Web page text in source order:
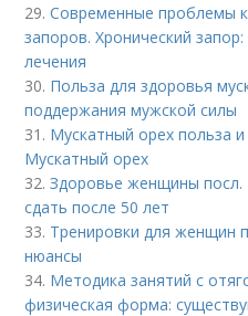
29.Современные проблемы
запоров. Хронический
лечения
30. Польза для здоровья
поддержания мужской силы
31. Мускатный орех польза
Мускатный орех
32.Здоровье женщины посл.
сдать после 50 лет
33. Тренировки для женщин
нюансы
34. Методика занятий с
физическая форма: